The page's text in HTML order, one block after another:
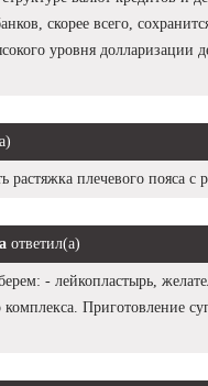
скорее всего,
уровня долларизации
плечевого пояса с
ответил(а)
- лейкопластырь,
комплекса. Приготовление